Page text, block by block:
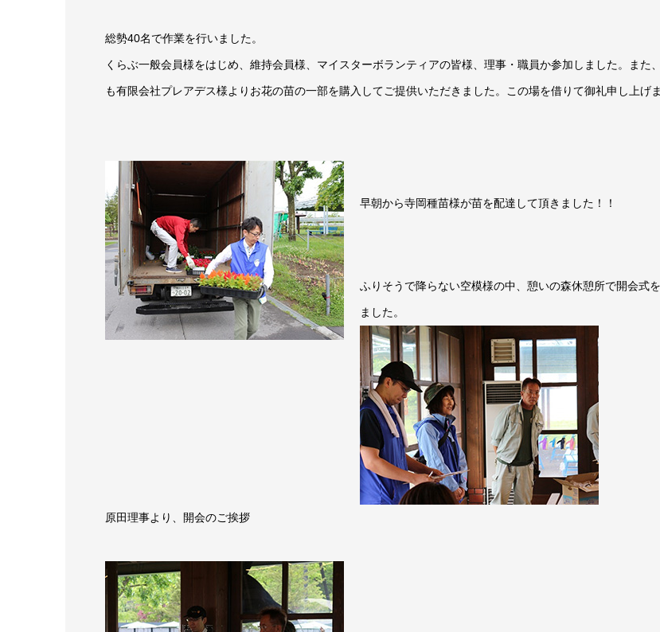
総勢40名で作業を行いました。
くらぶ一般会員様をはじめ、維持会員様、マイスターボランティアの皆様、理事・職員か参加しました。また
も有限会社プレアデス様よりお花の苗の一部を購入してご提供いただきました。この場を借りて御礼申し上げま
早朝から寺岡種苗様が苗を配達して頂きました！！
ふりそうで降らない空模様の中、憩いの森休憩所で開会式
ました。
原田理事より、開会のご挨拶